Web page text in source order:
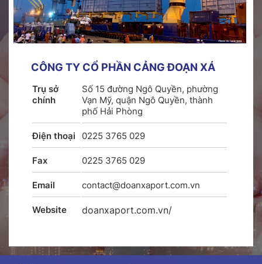
CÔNG TY CỔ PHẦN CẢNG ĐOẠN XÁ
Trụ sở
chính
Số 15 đường Ngô Quyền, phường
Vạn Mỹ, quận Ngô Quyền, thành
phố Hải Phòng
Điện thoại 0225 3765 029
Fax 0225 3765 029
Email contact@doanxaport.com.vn
Website doanxaport.com.vn/